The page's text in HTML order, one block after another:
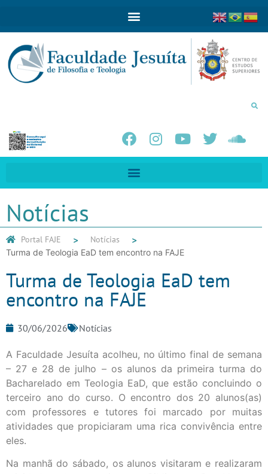
Notícias
Portal FAJE Notícias
Turma de Teologia EaD tem encontro na FAJE
Turma de Teologia EaD tem
encontro na FAJE
30/06/2026 Notícias
A Faculdade Jesuíta acolheu, no último final de semana
– 27 e 28 de julho – os alunos da primeira turma do
Bacharelado em Teologia EaD, que estão concluindo o
terceiro ano do curso. O encontro dos 20 alunos(as)
com professores e tutores foi marcado por muitas
atividades que propiciaram uma rica convivência entre
eles.
Na manhã do sábado, os alunos visitaram e realizaram